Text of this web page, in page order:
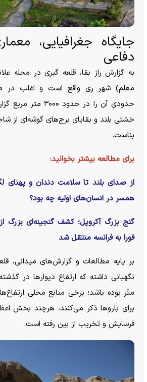
جایگاه جغرافیایی،
دفاعی
به گزارش راز بقا، قلعه گبری در محله
معلم) شهر ری واقع است و اغلب در
حدودیِ آن را در حدود
خشتی بلند و بقایای برج‌های گوشه‌ای از
بناست.
برای مطالعه بیشتر بخوانید:
از صدای بلند تا سلامت دندان و پهنای
همسر در انسان‌های اولیه چه بود؟
گنج بزرگ آکروپل؛ کشف گنجینه‌ای بزرگ
فورا به فرانسه منتقل شد
بر پایه مطالعات و گزارش‌های میدانی،
نگهبانی داشته که ارتفاع دیوار‌ها در
برای بارو‌ها ذکر می‌کنند، هرچند بخش
فرسایش و تخریب از بین رفته است.